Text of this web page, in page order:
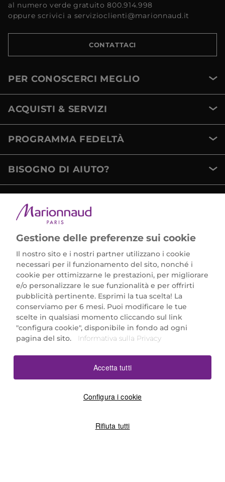
al numero verde gratuito 800.914.998
oppure scrivici a servizioclienti@marionnaud.it
CONTATTACI
PER CONOSCERCI MEGLIO
ACQUISTI & SERVIZI
PROGRAMMA FEDELTÀ
BISOGNO DI AIUTO?
Marionnaud Parfumeries Italia S.r.l.
Largo Fiera Milano 5, 20017 Rho (MI)
REA Milano 1650024 con P.IVA 13425220152.
SCARICA LA NOSTRA APP
Gestione delle preferenze sui cookie
Il nostro sito e i nostri partner utilizzano i cookie
necessari per il funzionamento del sito, nonché i
cookie per ottimizzarne le prestazioni, per migliorare
e/o personalizzare le sue funzionalità e per offrirti
pubblicità pertinente. Esprimi la tua scelta! La
conserviamo per 6 mesi. Puoi modificare le tue
scelte in qualsiasi momento cliccando sul link
"configura cookie", disponibile in fondo ad ogni
pagina del sito.
Informativa sulla Privacy
Configura i cookie
Rifiuta tutti
Accetta tutti